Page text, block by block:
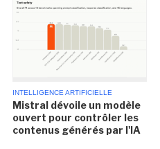
INTELLIGENCE ARTIFICIELLE
Mistral dévoile un modèle
ouvert pour contrôler les
contenus générés par l'IA